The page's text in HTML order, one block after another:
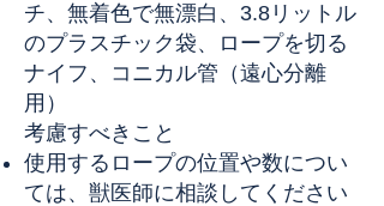
チ、無着色で無漂白、3.8リットル
のプラスチック袋、ロープを切る
ナイフ、コニカル管（遠心分離
用）
考慮すべきこと
使用するロープの位置や数につい
ては、獣医師に相談してください